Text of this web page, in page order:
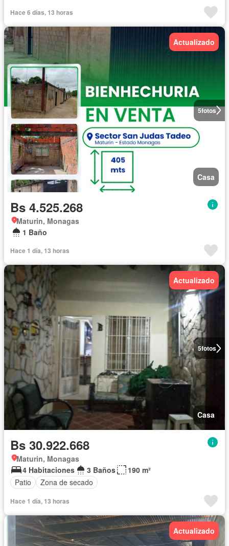
Hace 6 días, 13 horas
5fotos
Actualizado
Casa
Bs 4.525.268
Maturin, Monagas
1 Baño
Hace 1 día, 13 horas
5fotos
Actualizado
Casa
Bs 30.922.668
Maturin, Monagas
4 Habitaciones
3 Baños
190 m²
Patio
Zona de secado
Hace 1 día, 13 horas
Actualizado